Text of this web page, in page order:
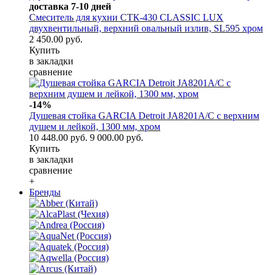
доставка 7-10 дней
Смеситель для кухни СТК-430 CLASSIC LUX
двухвентильный, верхний овальный излив, SL595 хром
2 450.00 руб.
Купить
в закладки
сравнение
-14%
Душевая стойка GARCIA Detroit JA8201A/C с верхним
душем и лейкой, 1300 мм, хром
10 448.00 руб. 9 000.00 руб.
Купить
в закладки
сравнение
+
Бренды